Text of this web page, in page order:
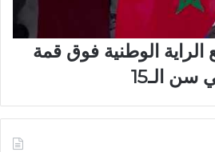
الوطنية فوق قمة